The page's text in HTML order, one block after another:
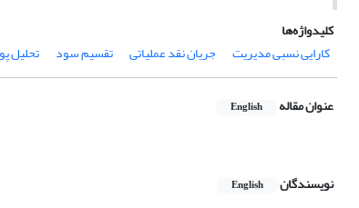
کلیدواژه‌ها
کارایی نسبی مدیریت
جریان نقد عملیاتی تقسیم سود تحلیل
عنوان مقاله English
نویسندگان English